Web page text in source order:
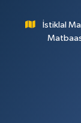
İstiklal